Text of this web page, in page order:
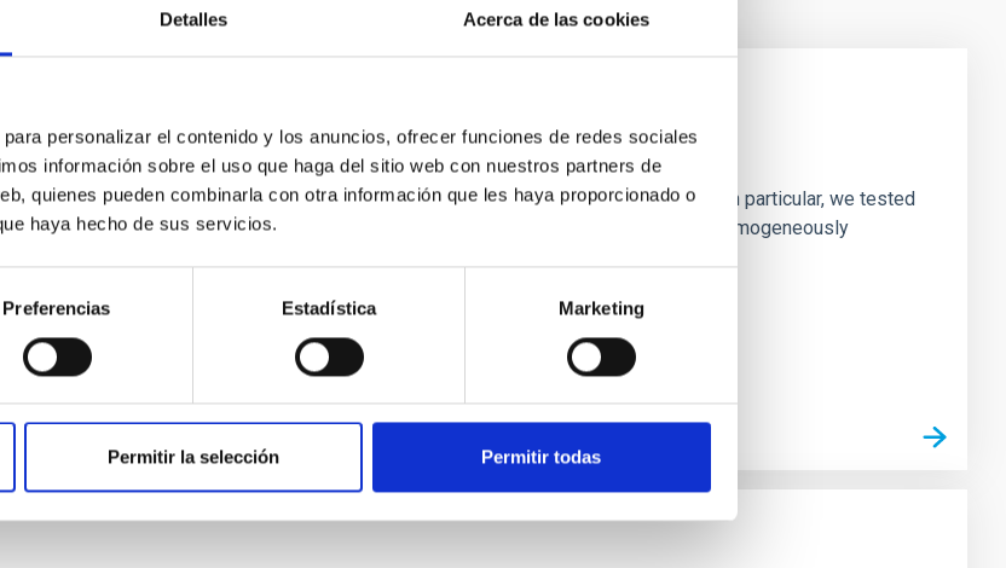
Detalles Acerca de las cookies
personalizar el contenido y los anuncios, ofrecer funciones de redes sociales
información sobre el uso que haga del sitio web con nuestros partners de
quienes pueden combinarla con otra información que les haya proporcionado o
haya hecho de sus servicios.
Preferencias Estadística Marketing
Permitir la selección Permitir todas
dark matter density slopes of galaxies
histories (SFHs) and the inner dark matter density profiles of simulated galaxies. In particular, we tested
influence the formation of cored versus cuspy dark matter profiles. Methods. We homogeneously